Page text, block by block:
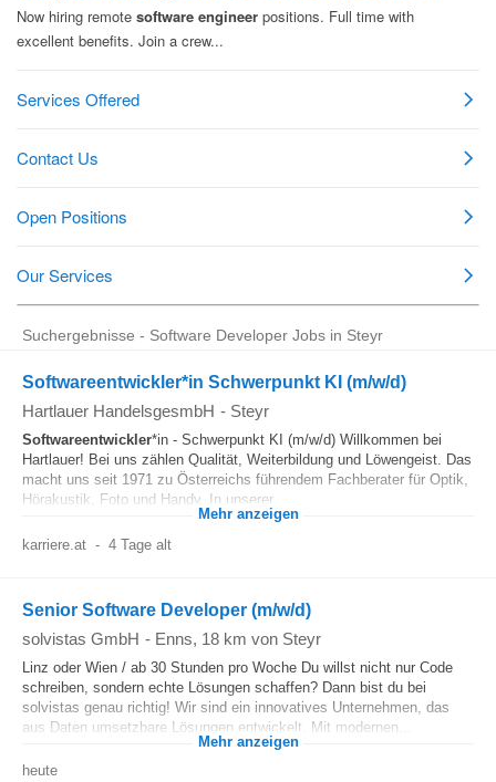
Suchergebnisse - Software Developer Jobs in Steyr
Softwareentwickler*in Schwerpunkt KI (m/w/d)
Hartlauer HandelsgesmbH - Steyr
Softwareentwickler*in - Schwerpunkt KI (m/w/d) Willkommen bei
Hartlauer! Bei uns zählen Qualität, Weiterbildung und Löwengeist. Das
macht uns seit 1971 zu Österreichs führendem Fachberater für Optik,
Hörakustik, Foto und Handy. In unserer...
Mehr anzeigen
karriere.at - 4 Tage alt
Senior Software Developer (m/w/d)
solvistas GmbH - Enns, 18 km von Steyr
Linz oder Wien / ab 30 Stunden pro Woche Du willst nicht nur Code
schreiben, sondern echte Lösungen schaffen? Dann bist du bei
solvistas genau richtig! Wir sind ein innovatives Unternehmen, das
aus Daten umsetzbare Lösungen entwickelt. Mit modernen...
Mehr anzeigen
heute